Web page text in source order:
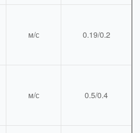
м/с 0.19/0.2
м/с 0.5/0.4